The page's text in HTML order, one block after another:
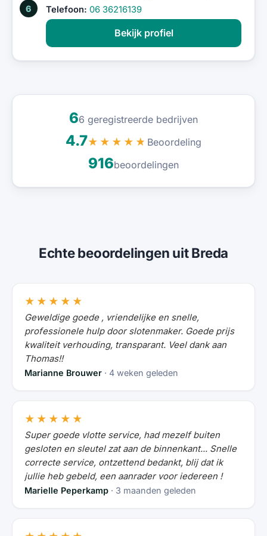
6
Telefoon: 06 36216139
Bekijk profiel
66 geregistreerde bedrijven
4.7★★★★★ Beoordeling
916beoordelingen
Echte beoordelingen uit Breda
★★★★★
Geweldige goede , vriendelijke en snelle,
professionele hulp door slotenmaker. Goede prijs
kwaliteit verhouding, transparant. Veel dank aan
Thomas!!
Marianne Brouwer · 4 weken geleden
★★★★★
Super goede vlotte service, had mezelf buiten
gesloten en sleutel zat aan de binnenkant... Snelle
correcte service, ontzettend bedankt, blij dat ik
jullie heb gebeld, een aanrader voor iedereen !
Marielle Peperkamp · 3 maanden geleden